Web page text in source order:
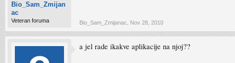
Bio_Sam_Zmijan
ac
Veteran foruma Bio_Sam_Zmijanac Nov 28, 2010
a jel rade ikakve aplikacije na njoj??